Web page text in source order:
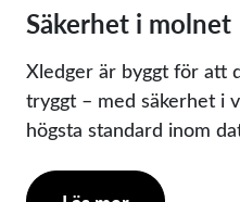
Säkerhet i molnet
Xledger är byggt för att
tryggt – med säkerhet i
högsta standard inom